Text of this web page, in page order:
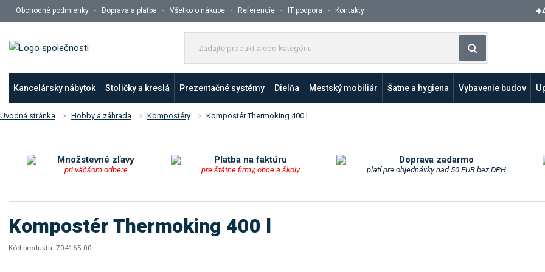
Obchodné podmienky Doprava a platba Všetko o nákupe Referencie IT podpora Kontakty
d
j
t
o
Kancelársky nábytok Stoličky a kreslá Prezentačné systémy Dielňa Mestský mobiliár Šatne a hygiena Vybavenie budov
Úvodná stránka Hobby a záhrada Kompostéry Kompostér Thermoking 400 l
Množstevné zľavy
pri väčšom odbere
Platba na faktúru
pre štátne firmy, obce a školy
Doprava zadarmo
platí pre objednávky nad 50 EUR bez DPH
Kompostér Thermoking 400 l
Kód produktu:704165.00